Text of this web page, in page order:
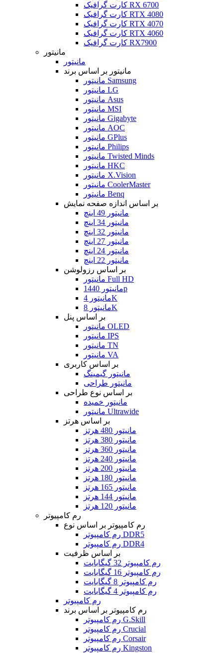
کارت گرافیک RX 6700
کارت گرافیک RTX 4080
کارت گرافیک RTX 4070
کارت گرافیک RTX 4060
کارت گرافیک RX7900
مانیتور
مانیتور
مانیتور بر اساس برند
مانیتور Samsung
مانیتور LG
مانیتور Asus
مانیتور MSI
مانیتور Gigabyte
مانیتور AOC
مانیتور GPlus
مانیتور Philips
مانیتور Twisted Minds
مانیتور HKC
مانیتور X.Vision
مانیتور CoolerMaster
مانیتور Benq
بر اساس اندازه صفحه نمایش
مانیتور 49 اینچ
مانیتور 34 اینچ
مانیتور 32 اینچ
مانیتور 27 اینچ
مانیتور 24 اینچ
مانیتور 22 اینچ
بر اساس رزولوشن
مانیتور Full HD
مانیتور 1440p
مانیتور 4K
مانیتور 8K
بر اساس پنل
مانیتور OLED
مانیتور IPS
مانیتور TN
مانیتور VA
بر اساس کاربری
مانیتور گیمینگ
مانیتور طراحی
بر اساس نوع طراحی
مانیتور خمیده
مانیتور Ultrawide
بر اساس هرتز
مانیتور 480 هرتز
مانیتور 380 هرتز
مانیتور 360 هرتز
مانیتور 240 هرتز
مانیتور 200 هرتز
مانیتور 180 هرتز
مانیتور 165 هرتز
مانیتور 144 هرتز
مانیتور 120 هرتز
رم کامپیوتر
رم کامپیوتر بر اساس نوع
رم کامپیوتر DDR5
رم کامپیوتر DDR4
بر اساس ظرفیت
رم کامپیوتر 32 گیگابایت
رم کامپیوتر 16 گیگابایت
رم کامپیوتر 8 گیگابایت
رم کامپیوتر 4 گیگابایت
رم کامپیوتر
رم کامپیوتر بر اساس برند
رم کامپیوتر G.Skill
رم کامپیوتر Crucial
رم کامپیوتر Corsair
رم کامپیوتر Kingston